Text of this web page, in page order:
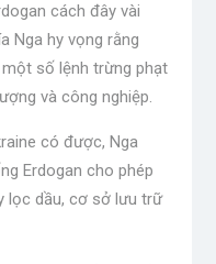
cách đây vài
Nga hy vọng rằng
số lệnh trừng phạt
và công nghiệp.
có được, Nga
Erdogan cho phép
lọc dầu, cơ sở lưu trữ